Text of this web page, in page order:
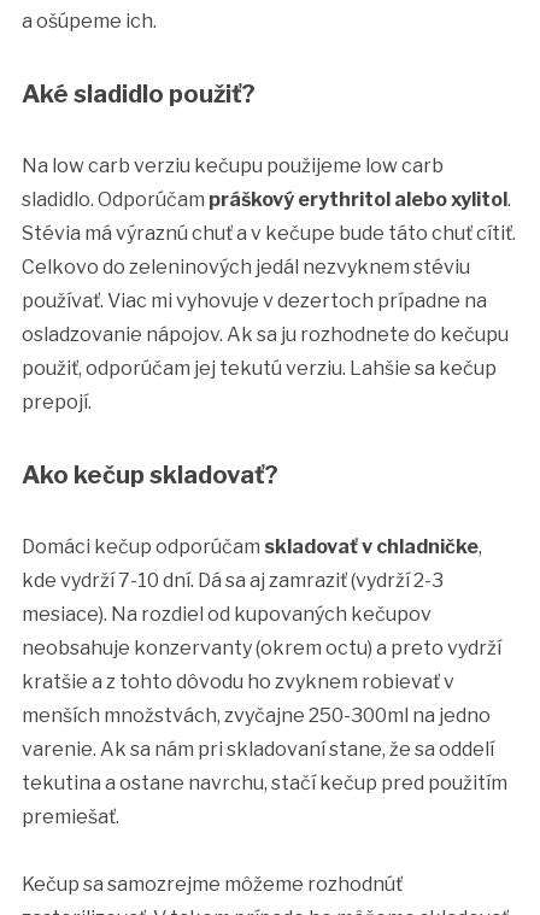
a ošúpeme ich.
Aké sladidlo použiť?
Na low carb verziu kečupu použijeme low carb
sladidlo. Odporúčam práškový erythritol alebo xylitol.
Stévia má výraznú chuť a v kečupe bude táto chuť cítiť.
Celkovo do zeleninových jedál nezvyknem stéviu
používať. Viac mi vyhovuje v dezertoch prípadne na
osladzovanie nápojov. Ak sa ju rozhodnete do kečupu
použiť, odporúčam jej tekutú verziu. Lahšie sa kečup
prepojí.
Ako kečup skladovať?
Domáci kečup odporúčam skladovať v chladničke,
kde vydrží 7-10 dní. Dá sa aj zamraziť (vydrží 2-3
mesiace). Na rozdiel od kupovaných kečupov
neobsahuje konzervanty (okrem octu) a preto vydrží
kratšie a z tohto dôvodu ho zvyknem robievať v
menších množstvách, zvyčajne 250-300ml na jedno
varenie. Ak sa nám pri skladovaní stane, že sa oddelí
tekutina a ostane navrchu, stačí kečup pred použitím
premiešať.
Kečup sa samozrejme môžeme rozhodnúť